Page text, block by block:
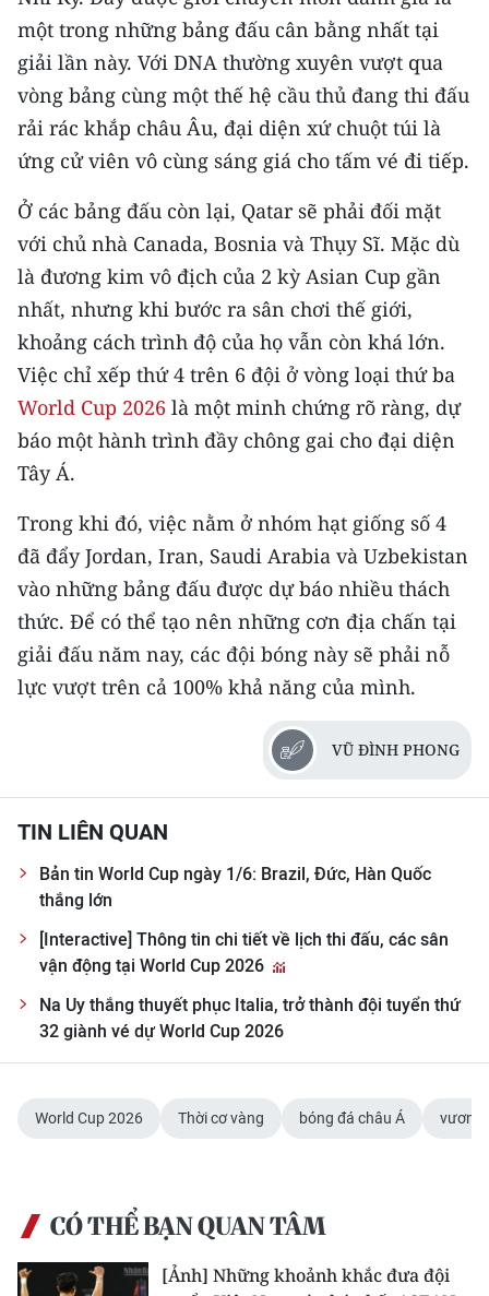
một trong những bảng đấu cân bằng nhất tại
giải lần này. Với DNA thường xuyên vượt qua
vòng bảng cùng một thế hệ cầu thủ đang thi đấu
rải rác khắp châu Âu, đại diện xứ chuột túi là
ứng cử viên vô cùng sáng giá cho tấm vé đi tiếp.
Ở các bảng đấu còn lại, Qatar sẽ phải đối mặt
với chủ nhà Canada, Bosnia và Thụy Sĩ. Mặc dù
là đương kim vô địch của 2 kỳ Asian Cup gần
nhất, nhưng khi bước ra sân chơi thế giới,
khoảng cách trình độ của họ vẫn còn khá lớn.
Việc chỉ xếp thứ 4 trên 6 đội ở vòng loại thứ ba
World Cup 2026 là một minh chứng rõ ràng, dự
báo một hành trình đầy chông gai cho đại diện
Tây Á.
Trong khi đó, việc nằm ở nhóm hạt giống số 4
đã đẩy Jordan, Iran, Saudi Arabia và Uzbekistan
vào những bảng đấu được dự báo nhiều thách
thức. Để có thể tạo nên những cơn địa chấn tại
giải đấu năm nay, các đội bóng này sẽ phải nỗ
lực vượt trên cả 100% khả năng của mình.
VŨ ĐÌNH PHONG
TIN LIÊN QUAN
Bản tin World Cup ngày 1/6: Brazil, Đức, Hàn Quốc
thắng lớn
[Interactive] Thông tin chi tiết về lịch thi đấu, các sân
vận động tại World Cup 2026
Na Uy thắng thuyết phục Italia, trở thành đội tuyển thứ
32 giành vé dự World Cup 2026
World Cup 2026 Thời cơ vàng bóng đá châu Á vươn
CÓ THỂ BẠN QUAN TÂM
[Ảnh] Những khoảnh khắc đưa đội